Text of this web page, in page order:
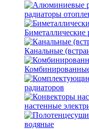
радиаторы
Биметаллические
Канальные
радиаторов
настенные
водяные